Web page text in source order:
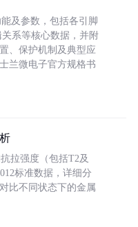
及参数，包括各引脚
系等核心数据，并附
、保护机制及典型应
兰微电子官方规格书
拉强度（包括T2及
标准数据，详细分
比不同状态下的金属